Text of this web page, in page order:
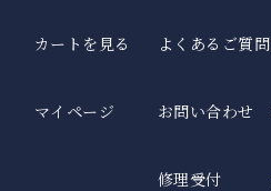
カートを見る
マイページ
よくあるご質問
お問い合わせ
修理受付